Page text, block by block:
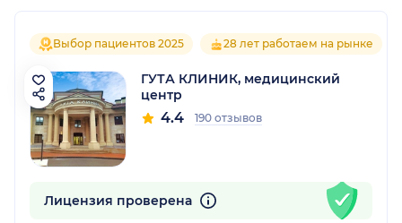
Выбор пациентов 2025 28 лет работаем на рынке
ГУТА КЛИНИК, медицинский
центр
4.4 190 отзывов
Лицензия проверена